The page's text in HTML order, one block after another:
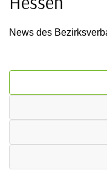
News des